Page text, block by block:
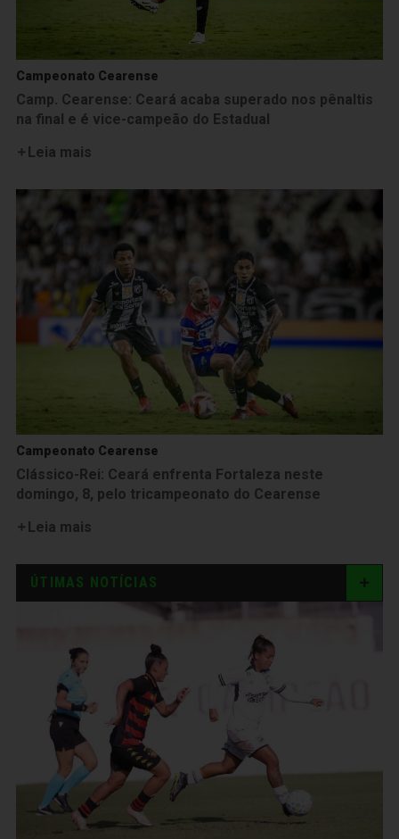
Campeonato Cearense
Camp. Cearense: Ceará acaba superado nos pênaltis
na final e é vice-campeão do Estadual
Leia mais
Campeonato Cearense
Clássico-Rei: Ceará enfrenta Fortaleza neste
domingo, 8, pelo tricampeonato do Cearense
Leia mais
ÚTIMAS NOTÍCIAS